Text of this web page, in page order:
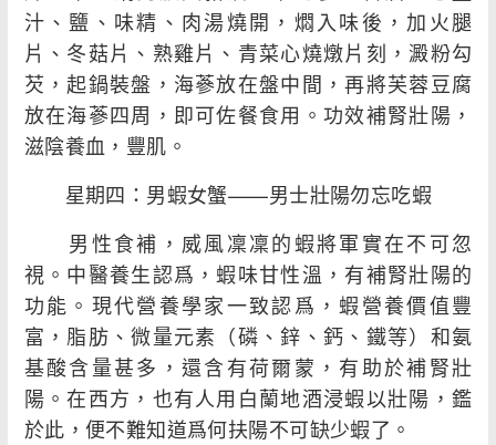
汁、鹽、味精、肉湯燒開，燜入味後，加火腿
片、冬菇片、熟雞片、青菜心燒燉片刻，澱粉勾
芡，起鍋裝盤，海蔘放在盤中間，再將芙蓉豆腐
放在海蔘四周，即可佐餐食用。功效補腎壯陽，
滋陰養血，豐肌。
星期四：男蝦女蟹——男士壯陽勿忘吃蝦
男性食補，威風凜凜的蝦將軍實在不可忽
視。中醫養生認爲，蝦味甘性溫，有補腎壯陽的
功能。現代營養學家一致認爲，蝦營養價值豐
富，脂肪、微量元素（磷、鋅、鈣、鐵等）和氨
基酸含量甚多，還含有荷爾蒙，有助於補腎壯
陽。在西方，也有人用白蘭地酒浸蝦以壯陽，鑑
於此，便不難知道爲何扶陽不可缺少蝦了。